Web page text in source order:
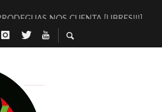
NOS CUENTA [LIBRES!!!]
GUAPES] DE SANDRA MONFORT
DEL DIRECTOR TEATRAL CLAUDIO
DE LA KATARSIS DEL TOMATAZO